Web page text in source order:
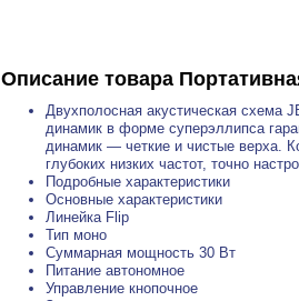
Описание товара
Двухполосная акустическая схема
динамик в форме суперэллипса
динамик — четкие и чистые верха.
глубоких низких частот, точно
Подробные характеристики
Основные характеристики
Линейка Flip
Тип моно
Суммарная мощность 30 Вт
Питание автономное
Управление кнопочное